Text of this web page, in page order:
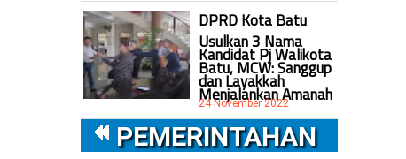
DPRD Kota Batu
Usulkan 3 Nama
Kandidat Pj Walikota
Batu, MCW: Sanggup
dan Layakkah
Menjalankan Amanah
24 November 2022
PEMERINTAHAN